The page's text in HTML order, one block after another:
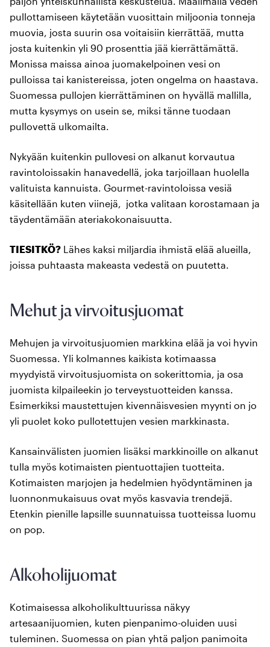
pullottamiseen käytetään vuosittain miljoonia tonneja
muovia, josta suurin osa voitaisiin kierrättää, mutta
josta kuitenkin yli 90 prosenttia jää kierrättämättä.
Monissa maissa ainoa juomakelpoinen vesi on
pulloissa tai kanistereissa, joten ongelma on haastava.
Suomessa pullojen kierrättäminen on hyvällä mallilla,
mutta kysymys on usein se, miksi tänne tuodaan
pullovettä ulkomailta.
Nykyään kuitenkin pullovesi on alkanut korvautua
ravintoloissakin hanavedellä, joka tarjoillaan huolella
valituista kannuista. Gourmet-ravintoloissa vesiä
käsitellään kuten viinejä, jotka valitaan korostamaan ja
täydentämään ateriakokonaisuutta.
TIESITKÖ? Lähes kaksi miljardia ihmistä elää alueilla,
joissa puhtaasta makeasta vedestä on puutetta.
Mehut ja virvoitusjuomat
Mehujen ja virvoitusjuomien markkina elää ja voi hyvin
Suomessa. Yli kolmannes kaikista kotimaassa
myydyistä virvoitusjuomista on sokerittomia, ja osa
juomista kilpaileekin jo terveystuotteiden kanssa.
Esimerkiksi maustettujen kivennäisvesien myynti on jo
yli puolet koko pullotettujen vesien markkinasta.
Kansainvälisten juomien lisäksi markkinoille on alkanut
tulla myös kotimaisten pientuottajien tuotteita.
Kotimaisten marjojen ja hedelmien hyödyntäminen ja
luonnonmukaisuus ovat myös kasvavia trendejä.
Etenkin pienille lapsille suunnatuissa tuotteissa luomu
on pop.
Alkoholijuomat
Kotimaisessa alkoholikulttuurissa näkyy
artesaanijuomien, kuten pienpanimo-oluiden uusi
tuleminen. Suomessa on pian yhtä paljon panimoita